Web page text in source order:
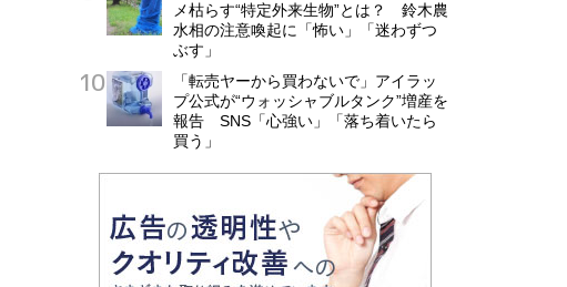
メ枯らす“特定外来生物”とは？ 鈴木農
水相の注意喚起に「怖い」「迷わずつ
ぶす」
「転売ヤーから買わないで」アイラッ
プ公式が“ウォッシャブルタンク”増産を
報告 SNS「心強い」「落ち着いたら
買う」